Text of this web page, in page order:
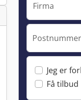
Firma
Jeg er
Få